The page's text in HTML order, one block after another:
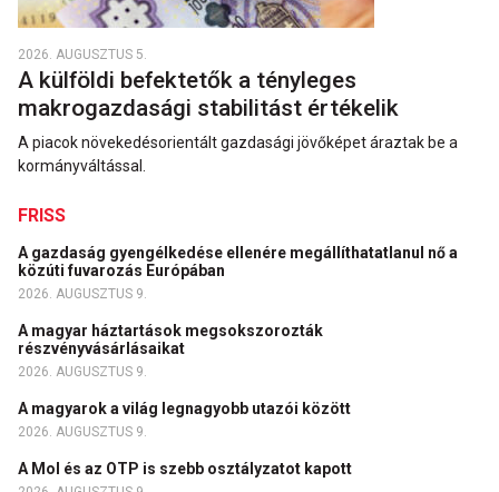
2026. AUGUSZTUS 5.
A külföldi befektetők a tényleges
makrogazdasági stabilitást értékelik
A piacok növekedésorientált gazdasági jövőképet áraztak be a
kormányváltással.
FRISS
A gazdaság gyengélkedése ellenére megállíthatatlanul nő a
közúti fuvarozás Európában
2026. AUGUSZTUS 9.
A magyar háztartások megsokszorozták
részvényvásárlásaikat
2026. AUGUSZTUS 9.
A magyarok a világ legnagyobb utazói között
2026. AUGUSZTUS 9.
A Mol és az OTP is szebb osztályzatot kapott